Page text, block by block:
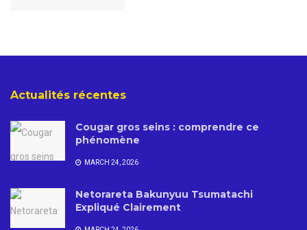
Actualités récentes
Cougar gros seins : comprendre ce
phénomène
MARCH 24, 2026
Netorareta Bakunyuu Tsumatachi
Expliqué Clairement